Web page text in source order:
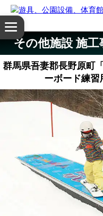
体
育
館・
育
公
メ
ニ
ー
を
く
その他施設 施
群馬県吾妻郡長野原町
ーボード練